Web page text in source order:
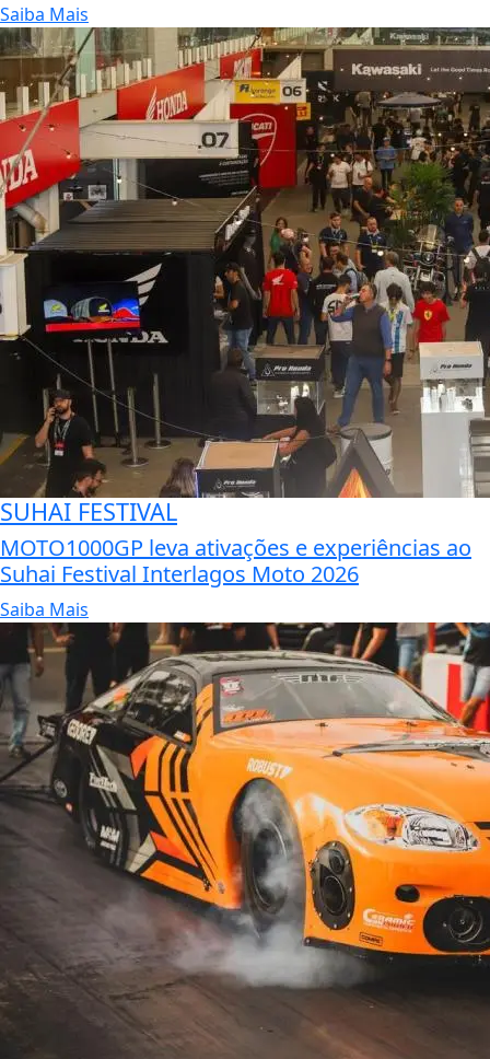
Saiba Mais
SUHAI FESTIVAL
MOTO1000GP leva ativações e experiências ao
Suhai Festival Interlagos Moto 2026
Saiba Mais